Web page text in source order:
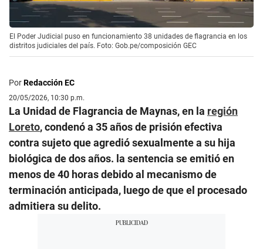
El Poder Judicial puso en funcionamiento 38 unidades de flagrancia en los
distritos judiciales del país. Foto: Gob.pe/composición GEC
PorRedacción EC
20/05/2026, 10:30 p.m.
La Unidad de Flagrancia de Maynas, en la región
Loreto, condenó a 35 años de prisión efectiva
contra sujeto que agredió sexualmente a su hija
biológica de dos años. la sentencia se emitió en
menos de 40 horas debido al mecanismo de
terminación anticipada, luego de que el procesado
admitiera su delito.